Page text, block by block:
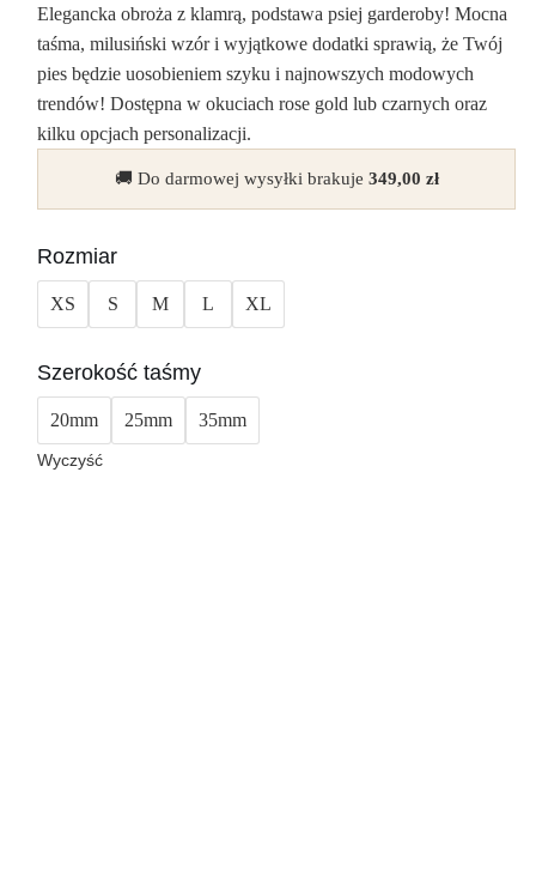
Elegancka obroża z klamrą, podstawa psiej garderoby! Mocna
taśma, milusiński wzór i wyjątkowe dodatki sprawią, że Twój
pies będzie uosobieniem szyku i najnowszych modowych
trendów! Dostępna w okuciach rose gold lub czarnych oraz
kilku opcjach personalizacji.
🚚 Do darmowej wysyłki brakuje 349,00 zł
Rozmiar
XS S M L XL
Szerokość taśmy
20mm 25mm 35mm
Wyczyść